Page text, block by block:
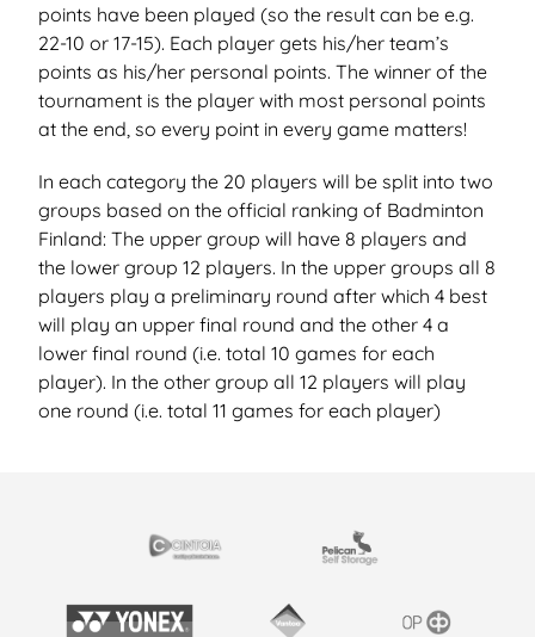
points have been played (so the result can be e.g.
22-10 or 17-15). Each player gets his/her team’s
points as his/her personal points. The winner of the
tournament is the player with most personal points
at the end, so every point in every game matters!
In each category the 20 players will be split into two
groups based on the official ranking of Badminton
Finland: The upper group will have 8 players and
the lower group 12 players. In the upper groups all 8
players play a preliminary round after which 4 best
will play an upper final round and the other 4 a
lower final round (i.e. total 10 games for each
player). In the other group all 12 players will play
one round (i.e. total 11 games for each player)